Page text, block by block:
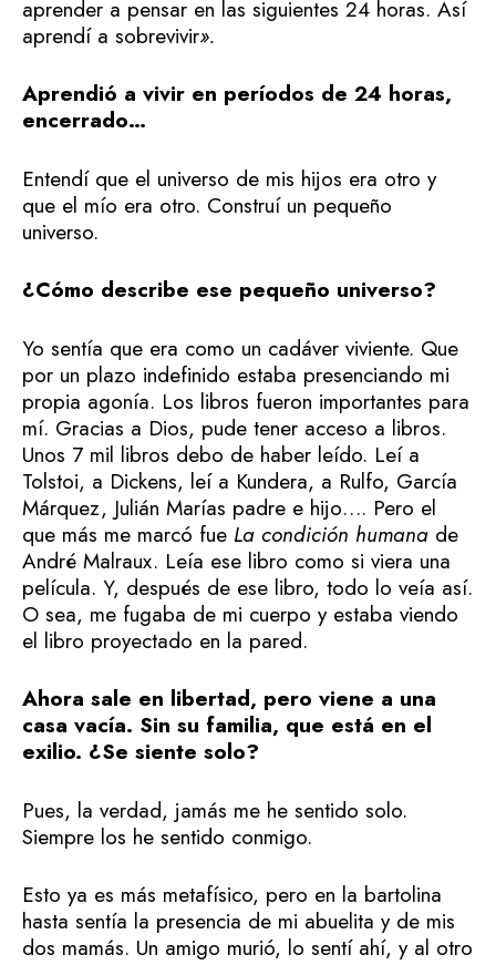
aprender a pensar en las siguientes 24 horas. Así
aprendí a sobrevivir».
Aprendió a vivir en períodos de 24 horas,
encerrado…
Entendí que el universo de mis hijos era otro y
que el mío era otro. Construí un pequeño
universo.
¿Cómo describe ese pequeño universo?
Yo sentía que era como un cadáver viviente. Que
por un plazo indefinido estaba presenciando mi
propia agonía. Los libros fueron importantes para
mí. Gracias a Dios, pude tener acceso a libros.
Unos 7 mil libros debo de haber leído. Leí a
Tolstoi, a Dickens, leí a Kundera, a Rulfo, García
Márquez, Julián Marías padre e hijo…. Pero el
que más me marcó fue La condición humana de
André Malraux. Leía ese libro como si viera una
película. Y, después de ese libro, todo lo veía así.
O sea, me fugaba de mi cuerpo y estaba viendo
el libro proyectado en la pared.
Ahora sale en libertad, pero viene a una
casa vacía. Sin su familia, que está en el
exilio. ¿Se siente solo?
Pues, la verdad, jamás me he sentido solo.
Siempre los he sentido conmigo.
Esto ya es más metafísico, pero en la bartolina
hasta sentía la presencia de mi abuelita y de mis
dos mamás. Un amigo murió, lo sentí ahí, y al otro